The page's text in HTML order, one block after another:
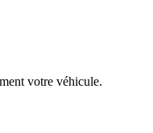
votre véhicule.